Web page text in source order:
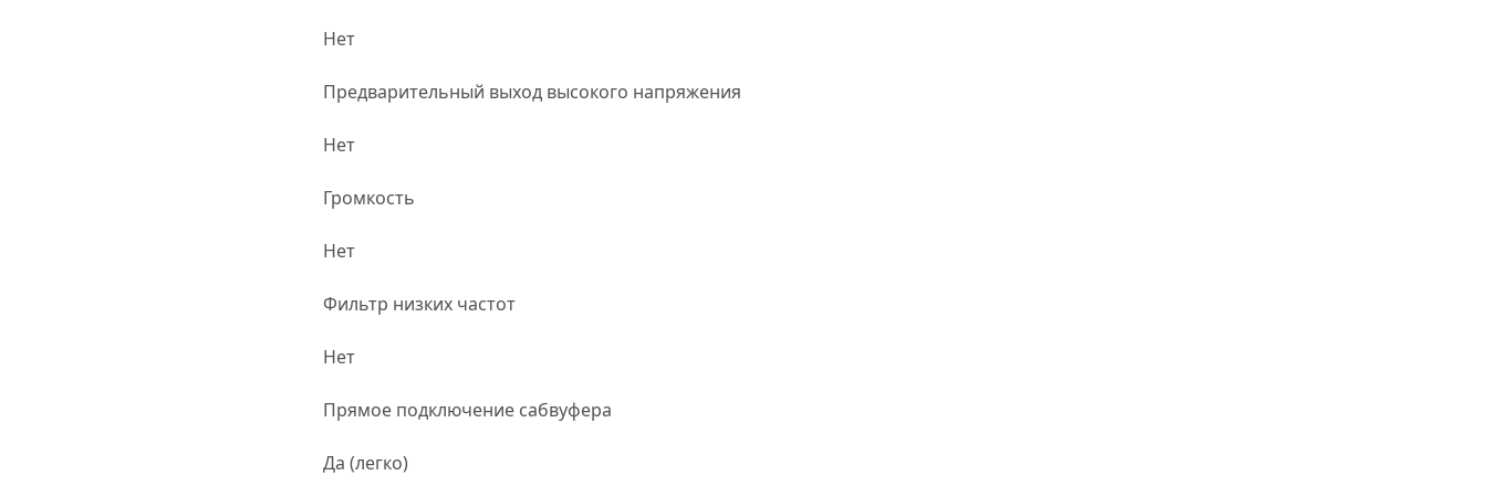
Нет
Предварительный выход высокого напряжения
Нет
Громкость
Нет
Фильтр низких частот
Нет
Прямое подключение сабвуфера
Да (легко)